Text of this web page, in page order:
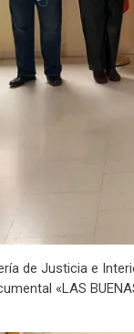
de Justicia e
«LAS